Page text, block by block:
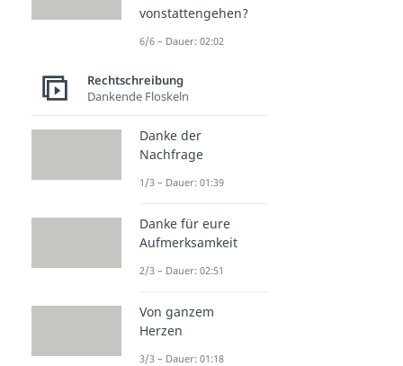
vonstattengehen?
6/6 – Dauer: 02:02
Rechtschreibung
Dankende Floskeln
Danke der
Nachfrage
1/3 – Dauer: 01:39
Danke für eure
Aufmerksamkeit
2/3 – Dauer: 02:51
Von ganzem
Herzen
3/3 – Dauer: 01:18